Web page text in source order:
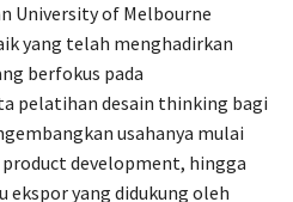
University of Melbourne
yang telah menghadirkan
berfokus pada
pelatihan desain thinking bagi
usahanya mulai
development, hingga
yang didukung oleh